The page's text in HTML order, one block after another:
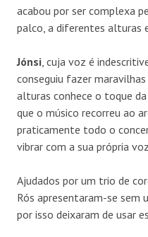
acabou por ser complexa
palco, a diferentes alturas
Jónsi , cuja voz é
conseguiu fazer
alturas conhece o toque
que o músico recorreu ao
praticamente todo o
vibrar com a sua própria
Ajudados por um trio de
Rós apresentaram-se sem
por isso deixaram de usar